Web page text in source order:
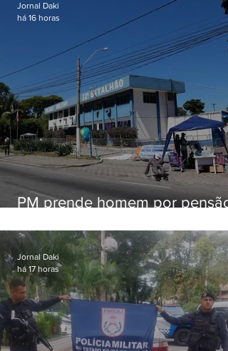
PM prende homem por pensão
Jornal Daki
há 16 horas
Jornal Daki
há 17 horas